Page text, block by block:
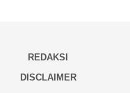
REDAKSI
DISCLAIMER